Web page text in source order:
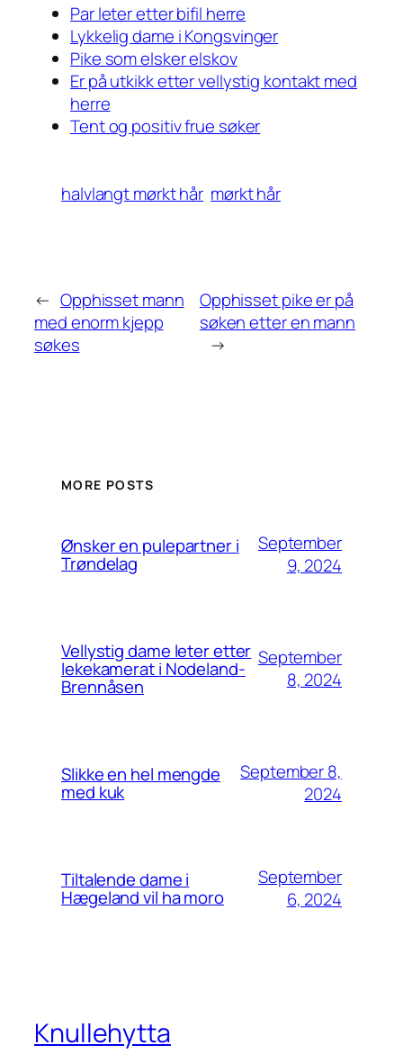
Par leter etter bifil herre
Lykkelig dame i Kongsvinger
Pike som elsker elskov
Er på utkikk etter vellystig kontakt med
herre
Tent og positiv frue søker
halvlangt mørkt hår mørkt hår
← Opphisset mann
med enorm kjepp
søkes
Opphisset pike er på
søken etter en mann
→
MORE POSTS
Ønsker en pulepartner i
Trøndelag
September
9, 2024
Vellystig dame leter etter
lekekamerat i Nodeland-
Brennåsen
September
8, 2024
Slikke en hel mengde
med kuk
September 8,
2024
Tiltalende dame i
Hægeland vil ha moro
September
6, 2024
Knullehytta